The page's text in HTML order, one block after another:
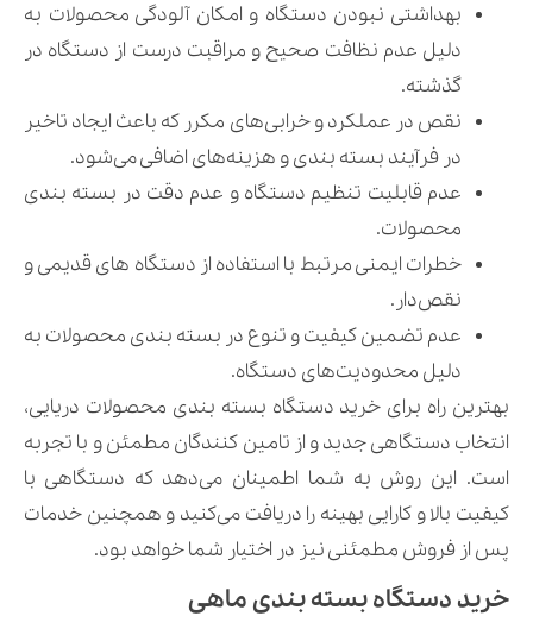
بهداشتی نبودن دستگاه و امکان آلودگی محصولات به
دلیل عدم نظافت صحیح و مراقبت درست از دستگاه در
گذشته.
نقص در عملکرد و خرابی‌های مکرر که باعث ایجاد تاخیر
در فرآیند بسته بندی و هزینه‌های اضافی می‌شود.
عدم قابلیت تنظیم دستگاه و عدم دقت در بسته بندی
محصولات.
خطرات ایمنی مرتبط با استفاده از دستگاه های قدیمی و
نقص‌دار.
عدم تضمین کیفیت و تنوع در بسته بندی محصولات به
دلیل محدودیت‌های دستگاه.
بهترین راه برای خرید دستگاه بسته بندی محصولات دریایی،
انتخاب دستگاهی جدید و از تامین کنندگان مطمئن و با تجربه
است. این روش به شما اطمینان می‌دهد که دستگاهی با
کیفیت بالا و کارایی بهینه را دریافت می‌کنید و همچنین خدمات
پس از فروش مطمئنی نیز در اختیار شما خواهد بود.
خرید دستگاه بسته بندی ماهی